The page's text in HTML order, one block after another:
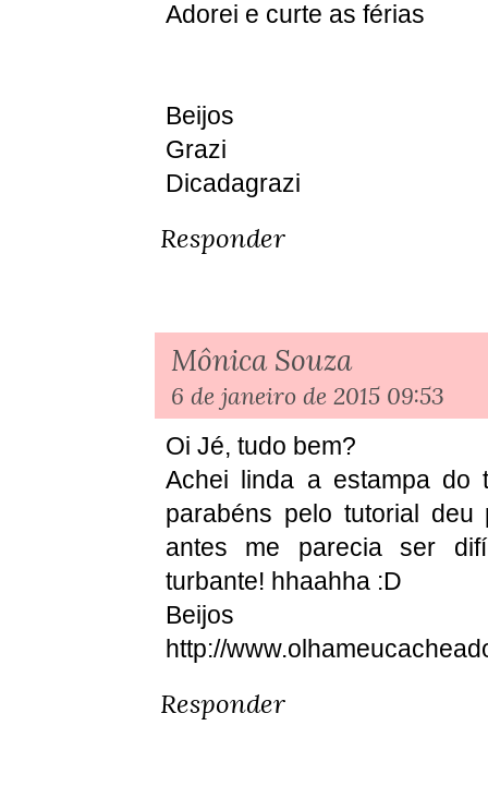
Adorei e curte as férias
Beijos
Grazi
Dicadagrazi
Responder
Mônica Souza
6 de janeiro de 2015 09:53
Oi Jé, tudo bem?
Achei linda a estampa do
parabéns pelo tutorial deu
antes me parecia ser
turbante! hhaahha :D
Beijos
http://
Responder